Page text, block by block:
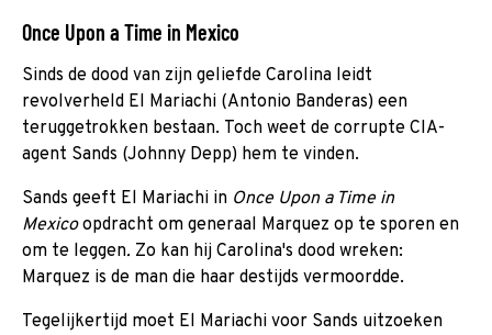
Once Upon a Time in Mexico
Sinds de dood van zijn geliefde Carolina leidt
revolverheld El Mariachi (Antonio Banderas) een
teruggetrokken bestaan. Toch weet de corrupte CIA-
agent Sands (Johnny Depp) hem te vinden.
Sands geeft El Mariachi in Once Upon a Time in
Mexicoopdracht om generaal Marquez op te sporen en
om te leggen. Zo kan hij Carolina's dood wreken:
Marquez is de man die haar destijds vermoordde.
Tegelijkertijd moet El Mariachi voor Sands uitzoeken